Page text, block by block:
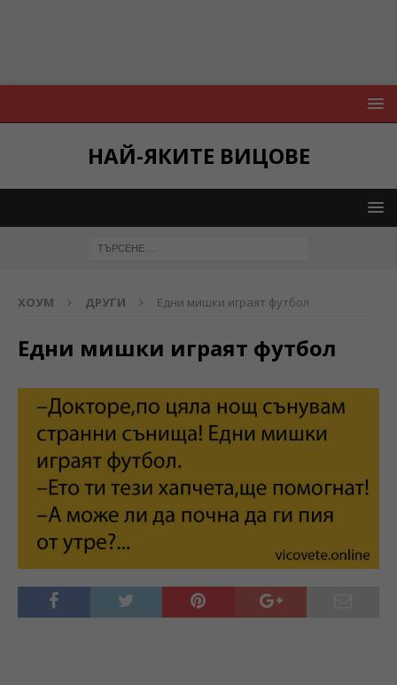
НАЙ-ЯКИТЕ ВИЦОВЕ
ХОУМ ДРУГИ Едни мишки играят футбол
Едни мишки играят футбол